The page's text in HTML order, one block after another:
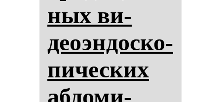
ных ви­
деоэн­дос­ко­
пи­чес­ких
аб­до­ми­